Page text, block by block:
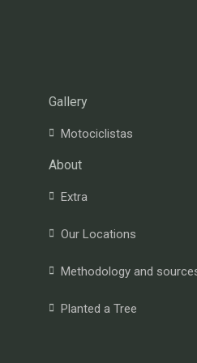
Gallery
Motociclistas
About
Extra
Our Locations
Methodology and
Planted a Tree